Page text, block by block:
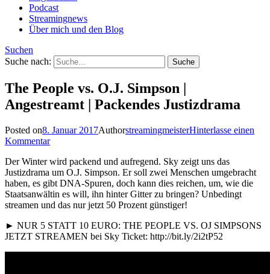
Podcast
Streamingnews
Über mich und den Blog
Suchen
Suche nach:
The People vs. O.J. Simpson |
Angestreamt | Packendes Justizdrama
Posted on8. Januar 2017AuthorstreamingmeisterHinterlasse einen
Kommentar
Der Winter wird packend und aufregend. Sky zeigt uns das
Justizdrama um O.J. Simpson. Er soll zwei Menschen umgebracht
haben, es gibt DNA-Spuren, doch kann dies reichen, um, wie die
Staatsanwältin es will, ihn hinter Gitter zu bringen? Unbedingt
streamen und das nur jetzt 50 Prozent günstiger!
► NUR 5 STATT 10 EURO: THE PEOPLE VS. OJ SIMPSONS
JETZT STREAMEN bei Sky Ticket: http://bit.ly/2i2tP52